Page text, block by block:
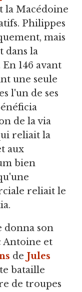
la Macédoine
Philippes
mais
dans la
En 146 avant
une seule
l'un de ses
de la via
reliait la
aux
bien
reliait le
donna son
Antoine et
de Jules
bataille
de troupes